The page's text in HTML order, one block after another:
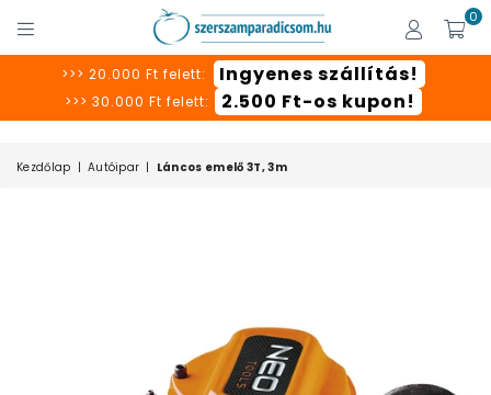
SZERSZÁMPARADICSOM
0
>>> 20.000 Ft felett: Ingyenes szállítás!
>>> 30.000 Ft felett: 2.500 Ft-os kupon!
Kezdőlap | Autóipar | Láncos emelő 3T, 3m